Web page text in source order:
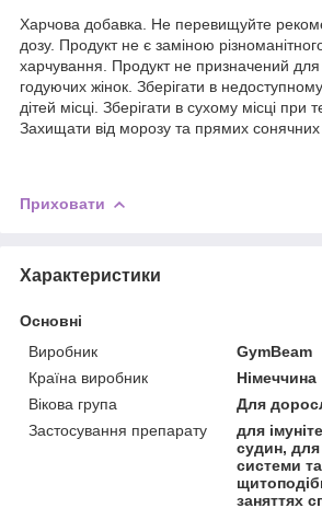
Харчова добавка. Не перевищуйте
дозу. Продукт не є заміною
харчування. Продукт не призначений для
годуючих жінок. Зберігати в
дітей місці. Зберігати в сухому місці при
Захищати від морозу та прямих сонячних
Приховати
Характеристики
Основні
Виробник
GymBeam
Країна виробник
Німеччина
Вікова група
Для
Застосування препарату
для
судин,
системи
заняттях